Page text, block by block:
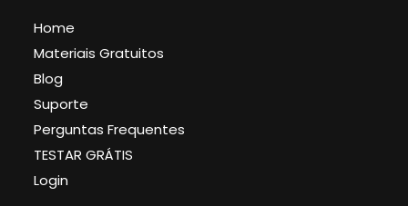
Home
Materiais Gratuitos
Blog
Suporte
Perguntas Frequentes
TESTAR GRÁTIS
Login